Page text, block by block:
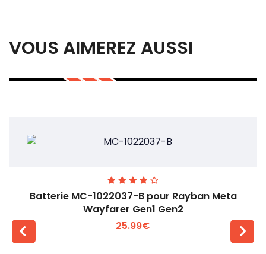
VOUS AIMEREZ AUSSI
Batterie MC-1022037-B pour Rayban Meta
Wayfarer Gen1 Gen2
25.99€